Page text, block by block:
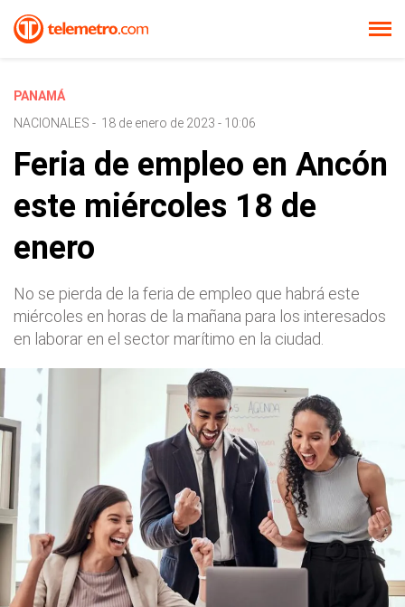
PANAMÁ
NACIONALES - 18 de enero de 2023 - 10:06
Feria de empleo en Ancón
este miércoles 18 de
enero
No se pierda de la feria de empleo que habrá este
miércoles en horas de la mañana para los interesados
en laborar en el sector marítimo en la ciudad.